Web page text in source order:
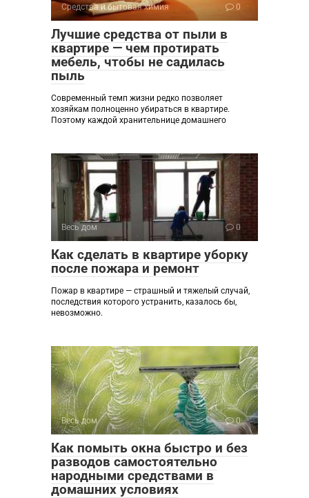
Средства и бытовая химия 0
Лучшие средства от пыли в
квартире — чем протирать
мебель, чтобы не садилась
пыль
Современный темп жизни редко позволяет
хозяйкам полноценно убираться в квартире.
Поэтому каждой хранительнице домашнего
Весь дом 0
Как сделать в квартире уборку
после пожара и ремонт
Пожар в квартире — страшный и тяжелый случай,
последствия которого устранить, казалось бы,
невозможно.
Весь дом 0
Как помыть окна быстро и без
разводов самостоятельно
народными средствами в
домашних условиях